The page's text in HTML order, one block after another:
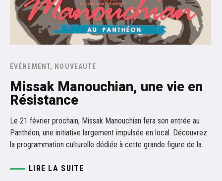
ÉVÉNEMENT, NOUVEAUTÉ
Missak Manouchian, une vie en
Résistance
Le 21 février prochain, Missak Manouchian fera son entrée au
Panthéon, une initiative largement impulsée en local. Découvrez
la programmation culturelle dédiée à cette grande figure de la…
LIRE LA SUITE